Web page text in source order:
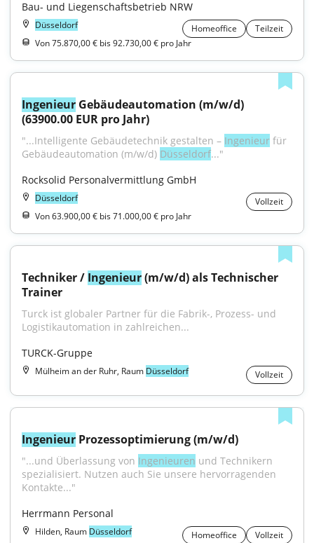
Bau- und Liegenschaftsbetrieb NRW
Düsseldorf Homeoffice
Teilzeit
Von 75.870,00 € bis 92.730,00 € pro Jahr
Ingenieur Gebäudeautomation (m/w/d)
(63900.00 EUR pro Jahr)
"...Intelligente Gebäudetechnik gestalten – Ingenieur für
Gebäudeautomation (m/w/d) Düsseldorf..."
Rocksolid Personalvermittlung GmbH
Düsseldorf
Vollzeit
Von 63.900,00 € bis 71.000,00 € pro Jahr
Techniker / Ingenieur (m/w/d) als Technischer
Trainer
Turck ist globaler Partner für die Fabrik-, Prozess- und
Logistikautomation in zahlreichen...
TURCK-Gruppe
Mülheim an der Ruhr, Raum Düsseldorf Vollzeit
Ingenieur Prozessoptimierung (m/w/d)
"...und Überlassung von Ingenieuren und Technikern
spezialisiert. Nutzen auch Sie unsere hervorragenden
Kontakte..."
Herrmann Personal
Hilden, Raum Düsseldorf Homeoffice
Vollzeit